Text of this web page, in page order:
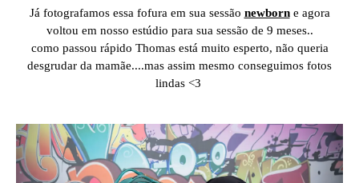
Já fotografamos essa fofura em sua sessão newborne agora
voltou em nosso estúdio para sua sessão de 9 meses..
como passou rápido Thomas está muito esperto, não queria
desgrudar da mamãe....mas assim mesmo conseguimos fotos
lindas <3